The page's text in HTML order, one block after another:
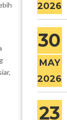
2026
30
MAY
2026
23